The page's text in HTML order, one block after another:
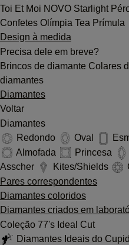
Toi Et Moi NOVO Starlight
Confetes Olímpia Tea Prímula
Design à medida
Precisa dele em breve?
Brincos de diamante Colares
diamantes
Diamantes
Voltar
Diamantes
Redondo
Oval
Almofada
Princesa
Asscher
Kites/Shields
Pares correspondentes
Diamantes coloridos
Diamantes criados em
Coleção 77's Ideal Cut
Diamantes Ideais do